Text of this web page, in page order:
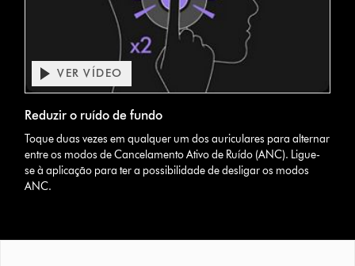
Transcript
Abrir
a
transcrição
do
vídeo
VER VÍDEO
Reduzir o ruído de fundo
Toque duas vezes em qualquer um dos auriculares para alternar
entre os modos de Cancelamento Ativo de Ruído (ANC). Ligue-
se à aplicação para ter a possibilidade de desligar os modos
ANC.